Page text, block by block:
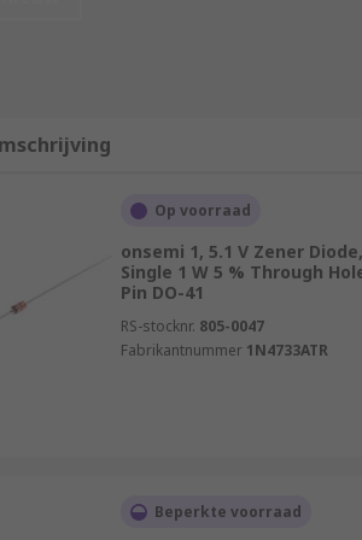
to 200 V.
such as different levels of
and are used to protect circuits
of electronic circuits. Zener diodes
Op voorraad
onsemi 1, 5.1 V Zener Diode,
Single 1 W 5 % Through
Pin DO-41
RS-stocknr. 805-0047
Fabrikantnummer 1N4733ATR
Beperkte voorraad